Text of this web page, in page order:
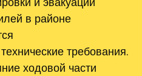
в районе
требования.
ходовой части